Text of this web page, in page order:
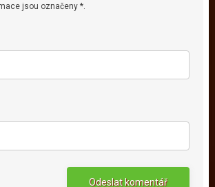
jsou označeny *.